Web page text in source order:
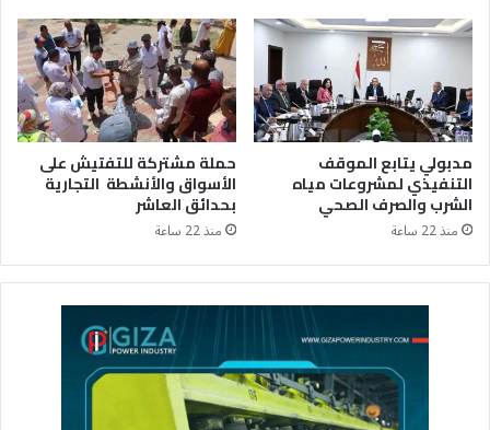
مدبولي يتابع الموقف
التنفيذي لمشروعات مياه
الشرب والصرف الصحي
منذ 22 ساعة
حملة مشتركة للتفتيش على
الأسواق والأنشطة التجارية
بحدائق العاشر
منذ 22 ساعة